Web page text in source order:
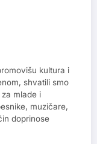
kultura i
shvatili smo
mlade i
muzičare,
doprinose